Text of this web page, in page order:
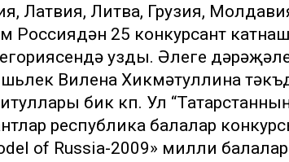
Латвия, Литва, Грузия,
Россиядән 25 конкурсант
узды. Әлеге
Вилена Хикмәтуллина
бик күп. Ул
республика балалар
of Russia-2009» милли